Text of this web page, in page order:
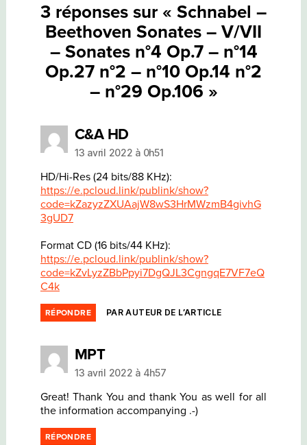
3 réponses sur « Schnabel –
Beethoven Sonates – V/VII
– Sonates n°4 Op.7 – n°14
Op.27 n°2 – n°10 Op.14 n°2
– n°29 Op.106 »
C&A HDdit :
13 avril 2022 à 0h51
HD/Hi-Res (24 bits/88 KHz):
https://e.pcloud.link/publink/show?
code=kZazyzZXUAajW8wS3HrMWzmB4givhG
3gUD7
Format CD (16 bits/44 KHz):
https://e.pcloud.link/publink/show?
code=kZvLyzZBbPpyi7DgQJL3CgngqE7VF7eQ
C4k
RÉPONDRE PAR AUTEUR DE L’ARTICLE
MPTdit :
13 avril 2022 à 4h57
Great! Thank You and thank You as well for all
the information accompanying .-)
RÉPONDRE